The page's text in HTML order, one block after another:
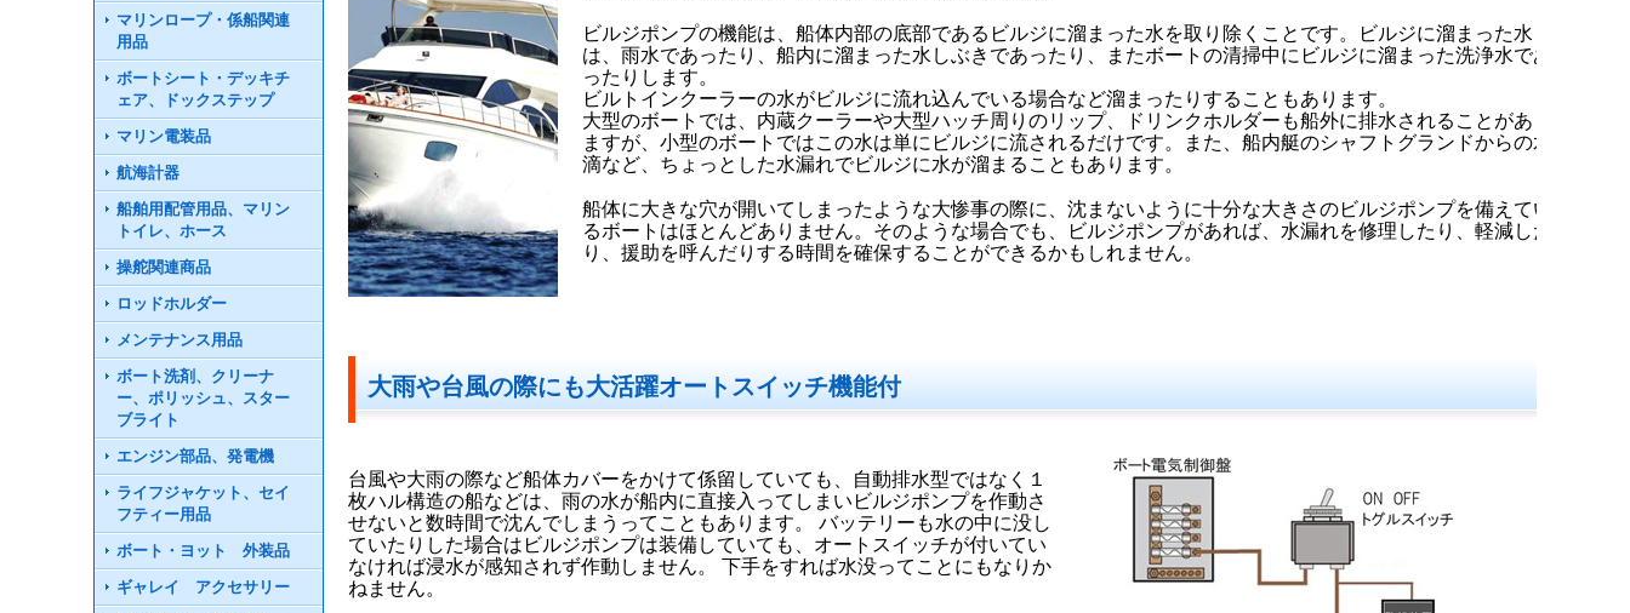
マリンロープ・係船関連
用品
ボートシート・デッキチ
ェア、ドックステップ
マリン電装品
航海計器
船舶用配管用品、マリン
トイレ、ホース
操舵関連商品
ロッドホルダー
メンテナンス用品
ボート洗剤、クリーナ
ー、ポリッシュ、スター
ブライト
エンジン部品、発電機
ライフジャケット、セイ
フティー用品
ボート・ヨット 外装品
ギャレイ アクセサリー
ビルジポンプの機能は、船体内部の底部であるビルジに溜まった水を取り除くことです。ビルジに溜まった水
は、雨水であったり、船内に溜まった水しぶきであったり、またボートの清掃中にビルジに溜まった洗浄水であ
ったりします。
ビルトインクーラーの水がビルジに流れ込んでいる場合など溜まったりすることもあります。
大型のボートでは、内蔵クーラーや大型ハッチ周りのリップ、ドリンクホルダーも船外に排水されることがあり
ますが、小型のボートではこの水は単にビルジに流されるだけです。また、船内艇のシャフトグランドからの水
滴など、ちょっとした水漏れでビルジに水が溜まることもあります。
船体に大きな穴が開いてしまったような大惨事の際に、沈まないように十分な大きさのビルジポンプを備えてい
るボートはほとんどありません。そのような場合でも、ビルジポンプがあれば、水漏れを修理したり、軽減した
り、援助を呼んだりする時間を確保することができるかもしれません。
大雨や台風の際にも大活躍オートスイッチ機能付
台風や大雨の際など船体カバーをかけて係留していても、自動排水型ではなく１
枚ハル構造の船などは、雨の水が船内に直接入ってしまいビルジポンプを作動さ
せないと数時間で沈んでしまうってこともあります。 バッテリーも水の中に没し
ていたりした場合はビルジポンプは装備していても、オートスイッチが付いてい
なければ浸水が感知されず作動しません。 下手をすれば水没ってことにもなりか
ねません。